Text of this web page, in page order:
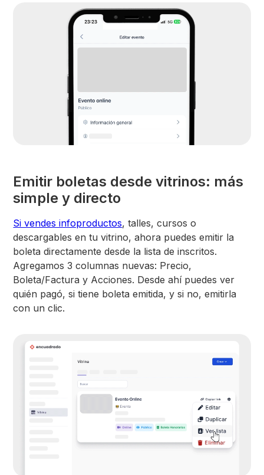
Emitir boletas desde vitrinos: más
simple y directo
Si vendes infoproductos, talles, cursos o
descargables en tu vitrino, ahora puedes emitir la
boleta directamente desde la lista de inscritos.
Agregamos 3 columnas nuevas: Precio,
Boleta/Factura y Acciones. Desde ahí puedes ver
quién pagó, si tiene boleta emitida, y si no, emitirla
con un clic.